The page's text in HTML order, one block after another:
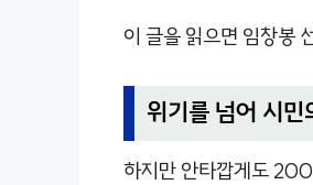
이 글을 읽으면 임창봉
위기를 넘어 시민
하지만 안타깝게도